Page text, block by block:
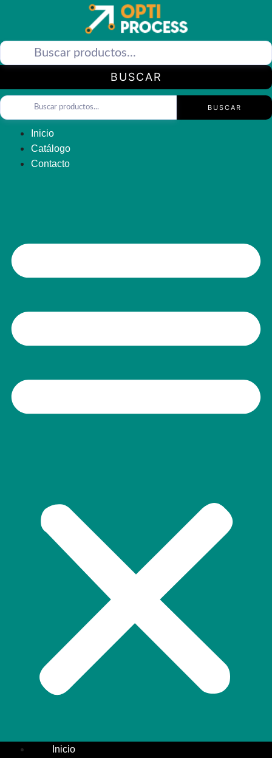
BUSCAR
BUSCAR
Inicio
Catálogo
Contacto
Inicio